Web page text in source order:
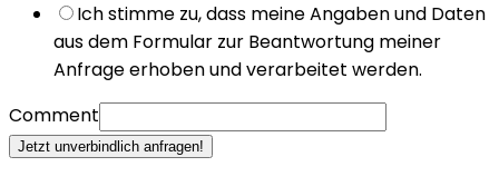
Ich stimme zu, dass meine Angaben und Daten
aus dem Formular zur Beantwortung meiner
Anfrage erhoben und verarbeitet werden.
Comment
Jetzt unverbindlich anfragen!